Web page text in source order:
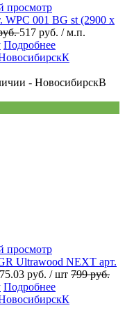
просмотр
WPC 001 BG st (2900 х
517 руб. / м.п.
Подробнее
К
В
просмотр
Ultrawood NEXT арт.
руб. / шт 799 руб.
Подробнее
К